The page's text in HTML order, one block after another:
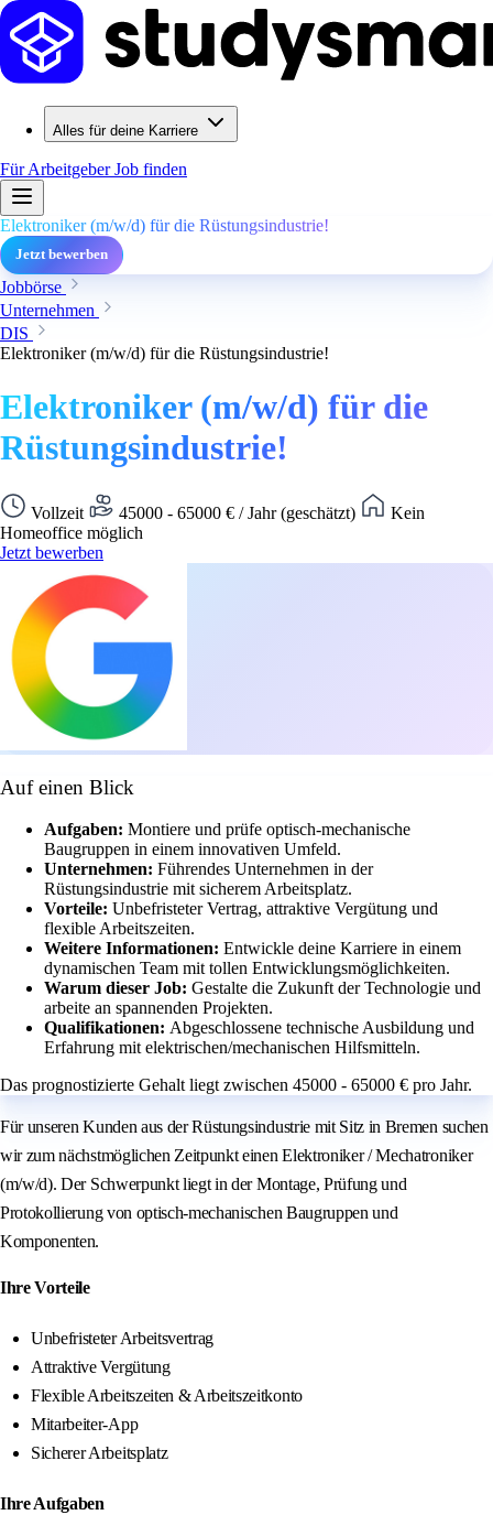
Alles für deine Karriere
Für ArbeitgeberJob finden
Elektroniker (m/w/d) für die Rüstungsindustrie!
Jetzt bewerben
Jobbörse
Unternehmen
DIS
Elektroniker (m/w/d) für die Rüstungsindustrie!
Elektroniker (m/w/d) für die
Rüstungsindustrie!
Vollzeit 45000 - 65000 € / Jahr (geschätzt)
Kein
Homeoffice möglich
Jetzt bewerben
Auf einen Blick
Aufgaben: Montiere und prüfe optisch-mechanische
Baugruppen in einem innovativen Umfeld.
Unternehmen: Führendes Unternehmen in der
Rüstungsindustrie mit sicherem Arbeitsplatz.
Vorteile: Unbefristeter Vertrag, attraktive Vergütung und
flexible Arbeitszeiten.
Weitere Informationen: Entwickle deine Karriere in einem
dynamischen Team mit tollen Entwicklungsmöglichkeiten.
Warum dieser Job: Gestalte die Zukunft der Technologie und
arbeite an spannenden Projekten.
Qualifikationen: Abgeschlossene technische Ausbildung und
Erfahrung mit elektrischen/mechanischen Hilfsmitteln.
Das prognostizierte Gehalt liegt zwischen 45000 - 65000 € pro Jahr.
Für unseren Kunden aus der Rüstungsindustrie mit Sitz in Bremen suchen
wir zum nächstmöglichen Zeitpunkt einen Elektroniker / Mechatroniker
(m/w/d). Der Schwerpunkt liegt in der Montage, Prüfung und
Protokollierung von optisch-mechanischen Baugruppen und
Komponenten.
Ihre Vorteile
Unbefristeter Arbeitsvertrag
Attraktive Vergütung
Flexible Arbeitszeiten & Arbeitszeitkonto
Mitarbeiter-App
Sicherer Arbeitsplatz
Ihre Aufgaben